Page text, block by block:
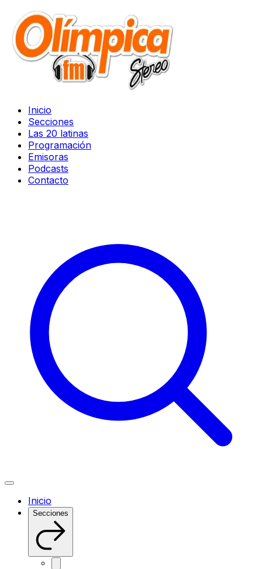
Inicio
Secciones
Las 20 latinas
Programación
Emisoras
Podcasts
Contacto
Inicio
Secciones